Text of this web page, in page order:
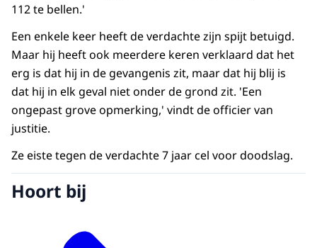
112 te bellen.'
Een enkele keer heeft de verdachte zijn spijt betuigd.
Maar hij heeft ook meerdere keren verklaard dat het
erg is dat hij in de gevangenis zit, maar dat hij blij is
dat hij in elk geval niet onder de grond zit. 'Een
ongepast grove opmerking,' vindt de officier van
justitie.
Ze eiste tegen de verdachte 7 jaar cel voor doodslag.
Hoort bij